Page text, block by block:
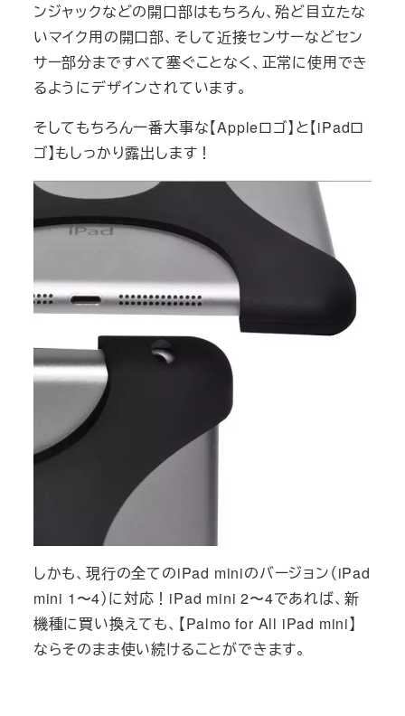
ンジャックなどの開口部はもちろん、殆ど目立たな
いマイク用の開口部、そして近接センサーなどセン
サー部分まですべて塞ぐことなく、正常に使用でき
るようにデザインされています。
そしてもちろん一番大事な【Appleロゴ】と【iPadロ
ゴ】もしっかり露出します！
しかも、現行の全てのiPad miniのバージョン（iPad
mini 1〜4）に対応！iPad mini 2〜4であれば、新
機種に買い換えても、【Palmo for All iPad mini】
ならそのまま使い続けることができます。